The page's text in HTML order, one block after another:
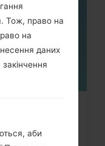
коду...
Тож, право на
на
даних
аби